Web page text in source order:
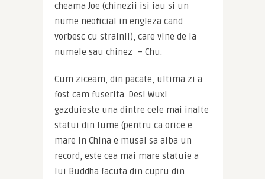
cheama Joe (chinezii isi iau si un
nume neoficial in engleza cand
vorbesc cu strainii), care vine de la
numele sau chinez  – Chu.
Cum ziceam, din pacate, ultima zi a
fost cam fuserita. Desi Wuxi
gazduieste una dintre cele mai inalte
statui din lume (pentru ca orice e
mare in China e musai sa aiba un
record, este cea mai mare statuie a
lui Buddha facuta din cupru din